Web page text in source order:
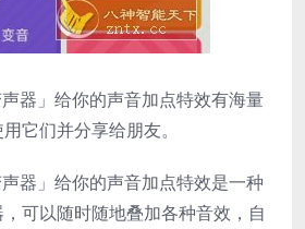
器」给你的声音加点特效有海量
它们并分享给朋友。
器」给你的声音加点特效是一种
可以随时随地叠加各种音效，自